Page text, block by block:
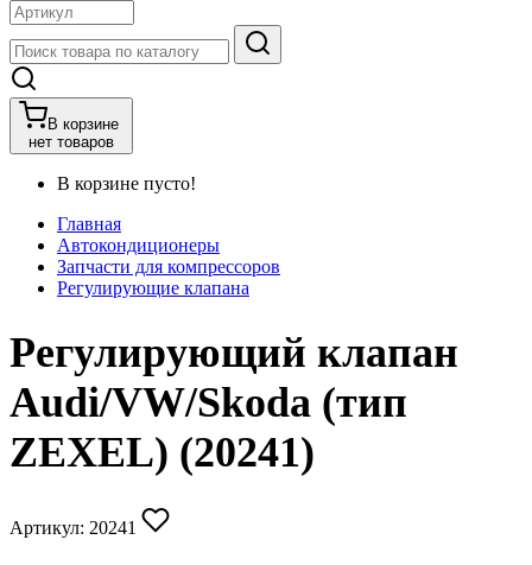
В корзине
нет товаров
В корзине пусто!
Главная
Автокондиционеры
Запчасти для компрессоров
Регулирующие клапана
Регулирующий клапан
Audi/VW/Skoda (тип
ZEXEL) (20241)
Артикул: 20241